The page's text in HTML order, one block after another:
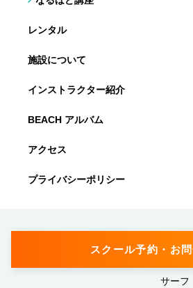
レンタル
施設について
インストラクター紹介
BEACH アルバム
アクセス
プライバシーポリシー
スクール予約・お
サー